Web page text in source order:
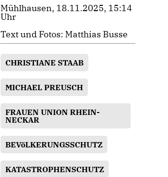
Mühlhausen, 18.11.2025, 15:14
Uhr
Text und Fotos: Matthias Busse
CHRISTIANE STAAB
MICHAEL PREUSCH
FRAUEN UNION RHEIN-
NECKAR
BEVöLKERUNGSSCHUTZ
KATASTROPHENSCHUTZ